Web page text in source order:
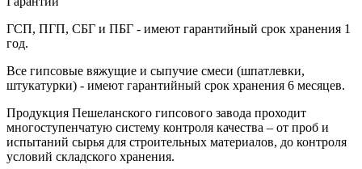
ГСП, ПГП, СБГ и ПБГ - имеют гарантийный срок хранения 1
год.
Все гипсовые вяжущие и сыпучие смеси (шпатлевки,
штукатурки) - имеют гарантийный срок хранения 6 месяцев.
Продукция Пешеланского гипсового завода проходит
многоступенчатую систему контроля качества – от проб и
испытаний сырья для строительных материалов, до контроля
условий складского хранения.